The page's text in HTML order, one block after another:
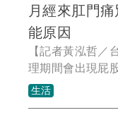
月經來肛門
能原因
【記者黃泓哲／
理期間會出現屁
便不適，第一時
不過大腸直腸外
生活